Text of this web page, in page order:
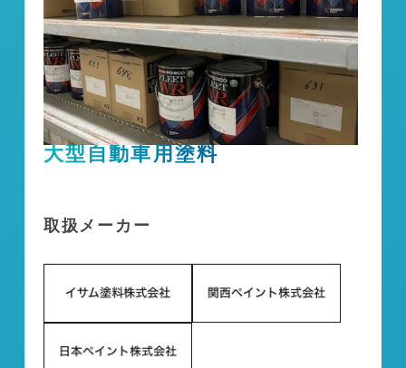
大型自動車用塗料
取扱メーカー